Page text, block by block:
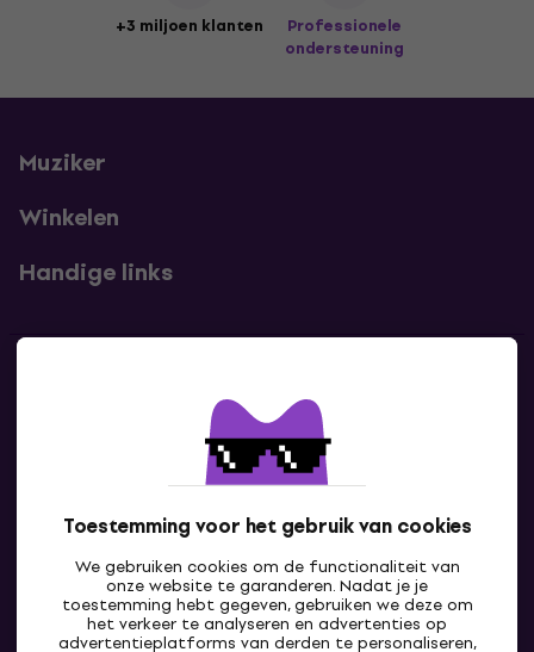
Toestemming voor het gebruik van cookies
We gebruiken cookies om de functionaliteit van
onze website te garanderen. Nadat je je
toestemming hebt gegeven, gebruiken we deze om
het verkeer te analyseren en advertenties op
advertentieplatforms van derden te personaliseren,
+3 miljoen klanten
Professionele
ondersteuning
Muziker
Winkelen
Handige links
Neem contact met ons op